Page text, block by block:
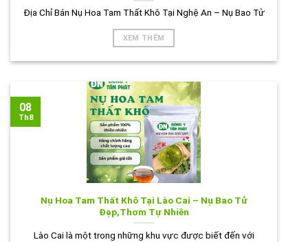
Địa Chỉ Bán Nụ Hoa Tam Thất Khô Tại Nghệ An – Nụ Bao Tử
XEM THÊM
Nụ Hoa Tam Thất Khô Tại Lào Cai – Nụ Bao Tử
Đẹp,Thơm Tự Nhiên
Lào Cai là một trong những khu vực được biết đến với
08
Th8